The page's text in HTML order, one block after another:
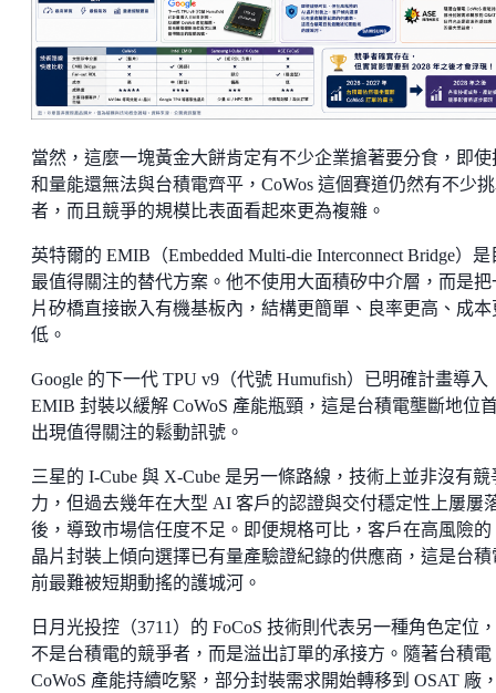
當然，這麼一塊黃金大餅肯定有不少企業搶著要分食，即使
和量能還無法與台積電齊平，CoWos 這個賽道仍然有不少
者，而且競爭的規模比表面看起來更為複雜。
英特爾的 EMIB（Embedded Multi-die Interconnect Bridge）是
最值得關注的替代方案。他不使用大面積矽中介層，而是把
片矽橋直接嵌入有機基板內，結構更簡單、良率更高、成本
低。
Google 的下一代 TPU v9（代號 Humufish）已明確計畫導入
EMIB 封裝以緩解 CoWoS 產能瓶頸，這是台積電壟斷地位
出現值得關注的鬆動訊號。
三星的 I-Cube 與 X-Cube 是另一條路線，技術上並非沒有競
力，但過去幾年在大型 AI 客戶的認證與交付穩定性上屢屢
後，導致市場信任度不足。即便規格可比，客戶在高風險
晶片封裝上傾向選擇已有量產驗證紀錄的供應商，這是台積
前最難被短期動搖的護城河。
日月光投控（3711）的 FoCoS 技術則代表另一種角色定位
不是台積電的競爭者，而是溢出訂單的承接方。隨著台積電
CoWoS 產能持續吃緊，部分封裝需求開始轉移到 OSAT 廠